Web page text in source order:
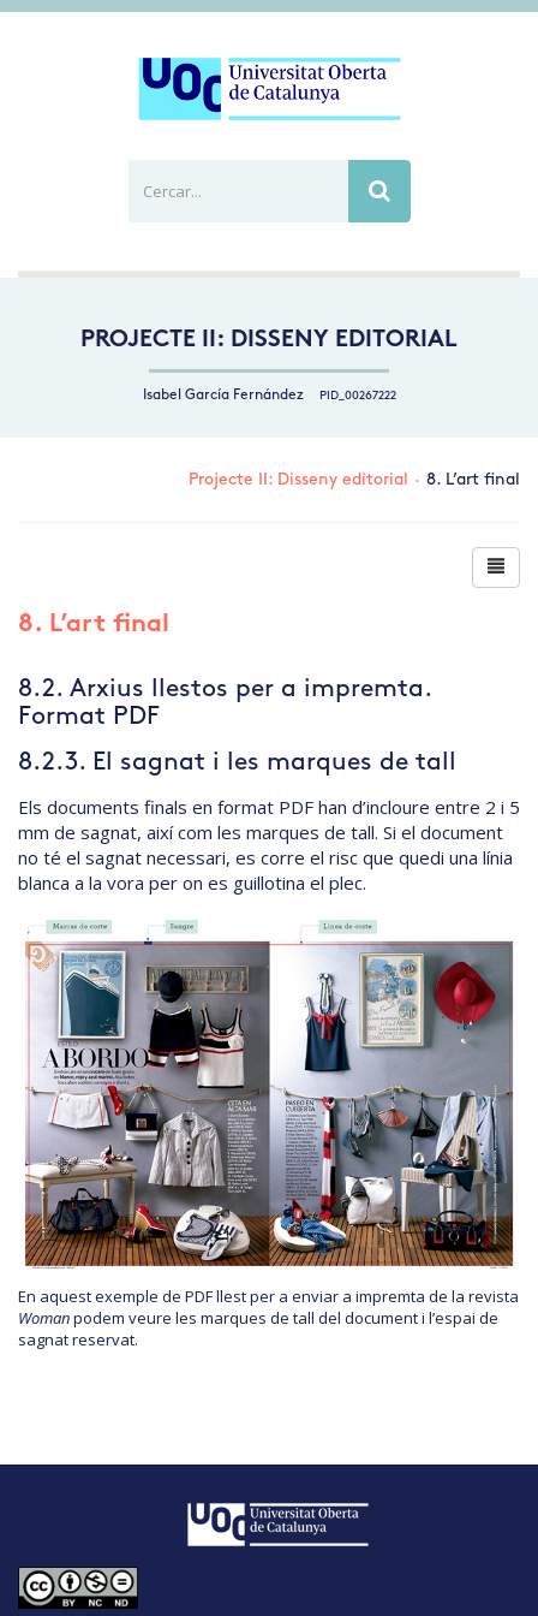
PROJECTE II: DISSENY EDITORIAL
Isabel García Fernández PID_00267222
Projecte II: Disseny editorial · 8. L’art final
8. L’art final
8.2. Arxius llestos per a impremta.
Format PDF
8.2.3. El sagnat i les marques de tall
Els documents finals en format PDF han d’incloure entre 2 i 5
mm de sagnat, així com les marques de tall. Si el document
no té el sagnat necessari, es corre el risc que quedi una línia
blanca a la vora per on es guillotina el plec.
En aquest exemple de PDF llest per a enviar a impremta de la revista
Womanpodem veure les marques de tall del document i l’espai de
sagnat reservat.